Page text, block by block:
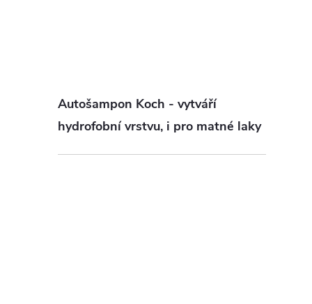
Autošampon Koch - vytváří
hydrofobní vrstvu, i pro matné laky